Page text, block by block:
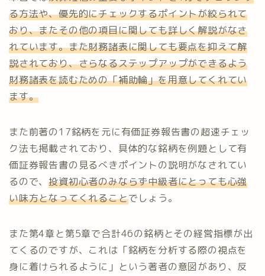
る方法や、優先的にチェックするポイントが絞られて
おり、またその他の項目に関しても詳しく解説がなさ
れています。また財務諸表に関しても要点を抑えて解
説されており、さらなるステップアップができるよう
財務諸表を読むための「補助輪」を用意してくれてい
ます。
また前著の17銘柄を元に有価証券報告書の超速チェッ
ク法も掲載されており、具体的な銘柄を例題として有
価証券報告書の見るべきポイントの説明がなされてい
るので、投資初心者のみならず中級者にとっても心強
い味方となってくれることでしょう。
また第4章と第5章で合計46の銘柄とその経営指標が出
てくるのですが、これは「銘柄を分析する際の視点を
身に着けられるように」という著者の意図があり、反